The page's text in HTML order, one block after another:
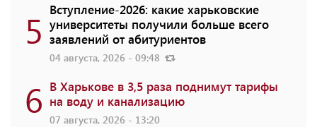
5 Вступление-2026: какие харьковские
университеты получили больше всего
заявлений от абитуриентов
04 августа, 2026 - 09:48
6 В Харькове в 3,5 раза поднимут тарифы
на воду и канализацию
07 августа, 2026 - 13:20